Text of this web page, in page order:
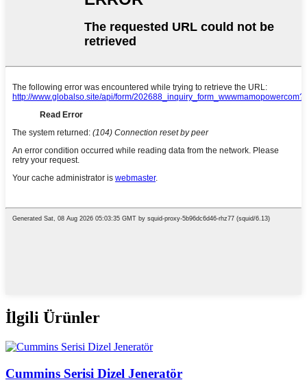
İlgili Ürünler
Cummins Serisi Dizel Jeneratör